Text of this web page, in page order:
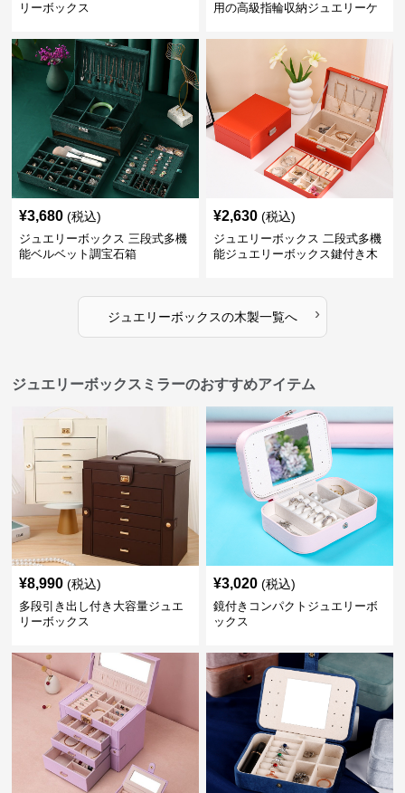
リーボックス
用の高級指輪収納ジュエリーケ
¥3,680 (税込)
ジュエリーボックス 三段式多機
能ベルベット調宝石箱
¥2,630 (税込)
ジュエリーボックス 二段式多機
能ジュエリーボックス鍵付き木
ジュエリーボックスの木製一覧へ ›
ジュエリーボックスミラーのおすすめアイテム
¥8,990 (税込)
多段引き出し付き大容量ジュエ
リーボックス
¥3,020 (税込)
鏡付きコンパクトジュエリーボ
ックス